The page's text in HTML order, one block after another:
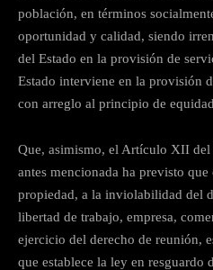
población, en términos
oportunidad y calidad, siendo
del Estado en la provisión de
Estado interviene en la provisión
con arreglo al principio de
Que, asimismo, el Artículo XII
antes mencionada ha previsto
propiedad, a la inviolabilidad del
libertad de trabajo, empresa,
ejercicio del derecho de reunión,
que establece la ley en resguardo